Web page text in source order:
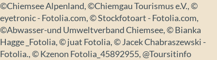
©Chiemsee Alpenland, ©Chiemgau Tourismus e.V., ©
eyetronic - Fotolia.com, © Stockfotoart - Fotolia.com,
©Abwasser-und Umweltverband Chiemsee, © Bianka
Hagge _Fotolia, © juat Fotolia, © Jacek Chabraszewski -
Fotolia., © Kzenon Fotolia_45892955, @Toursitinfo